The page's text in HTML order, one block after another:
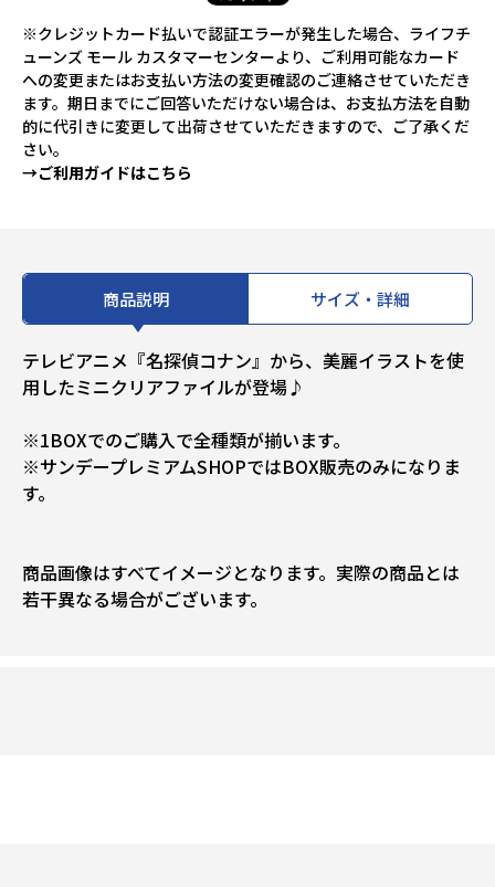
※クレジットカード払いで認証エラーが発生した場合、ライフチ
ューンズ モール カスタマーセンターより、ご利用可能なカード
への変更またはお支払い方法の変更確認のご連絡させていただき
ます。期日までにご回答いただけない場合は、お支払方法を自動
的に代引きに変更して出荷させていただきますので、ご了承くだ
さい。
→ご利用ガイドはこちら
商品説明 サイズ・詳細
テレビアニメ『名探偵コナン』から、美麗イラストを使
用したミニクリアファイルが登場♪
※1BOXでのご購入で全種類が揃います。
※サンデープレミアムSHOPではBOX販売のみになりま
す。
商品画像はすべてイメージとなります。実際の商品とは
若干異なる場合がございます。